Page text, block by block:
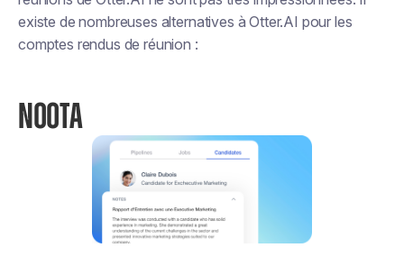
existe de nombreuses alternatives à Otter.AI pour les
comptes rendus de réunion :
NOOTA